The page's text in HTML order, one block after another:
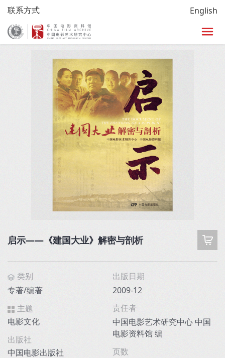
联系方式 English
首页 /研究 /图书 /图书详细页
启示——《建国大业》解密与剖析
类别
专著/编著
主题
电影文化
出版社
中国电影出版社
出版日期
2009-12
责任者
中国电影艺术研究中心 中国
电影资料馆 编
页数